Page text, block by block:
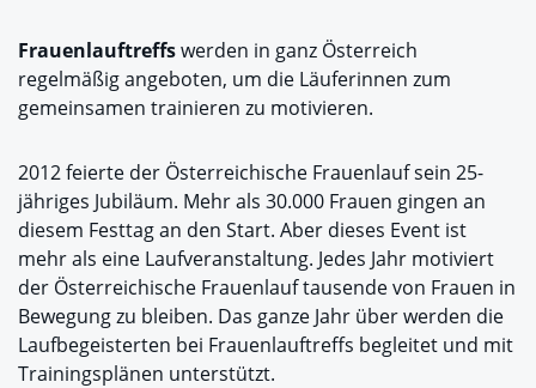
Frauenlauftreffswerden in ganz Österreich
regelmäßig angeboten, um die Läuferinnen zum
gemeinsamen trainieren zu motivieren.
2012 feierte der Österreichische Frauenlauf sein 25-
jähriges Jubiläum. Mehr als 30.000 Frauen gingen an
diesem Festtag an den Start. Aber dieses Event ist
mehr als eine Laufveranstaltung. Jedes Jahr motiviert
der Österreichische Frauenlauf tausende von Frauen in
Bewegung zu bleiben. Das ganze Jahr über werden die
Laufbegeisterten bei Frauenlauftreffs begleitet und mit
Trainingsplänen unterstützt.